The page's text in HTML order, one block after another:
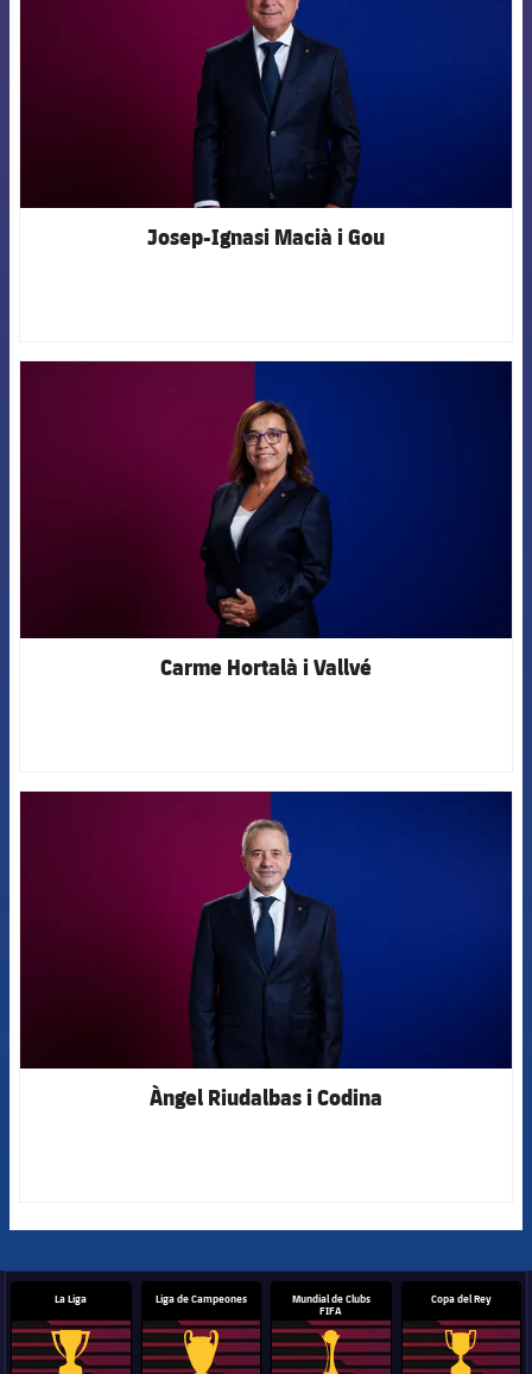
Josep-Ignasi Macià i Gou
Carme Hortalà i Vallvé
Àngel Riudalbas i Codina
La Liga Liga de Campeones
Mundial de Clubs
FIFA
Copa del Rey